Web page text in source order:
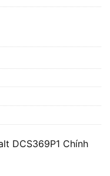
DCS369P1 Chính